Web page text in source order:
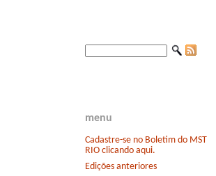
menu
Cadastre-se no Boletim do MST
RIO clicando aqui.
Edições anteriores